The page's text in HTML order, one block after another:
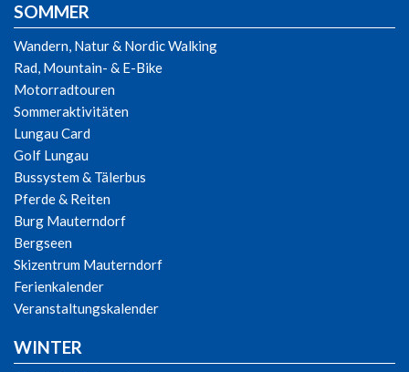
SOMMER
Wandern, Natur & Nordic Walking
Rad, Mountain- & E-Bike
Motorradtouren
Sommeraktivitäten
Lungau Card
Golf Lungau
Bussystem & Tälerbus
Pferde & Reiten
Burg Mauterndorf
Bergseen
Skizentrum Mauterndorf
Ferienkalender
Veranstaltungskalender
WINTER